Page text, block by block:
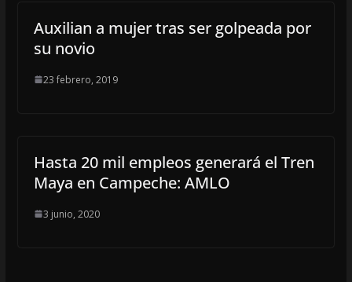
Auxilian a mujer tras ser golpeada por
su novio
23 febrero, 2019
Hasta 20 mil empleos generará el Tren
Maya en Campeche: AMLO
3 junio, 2020